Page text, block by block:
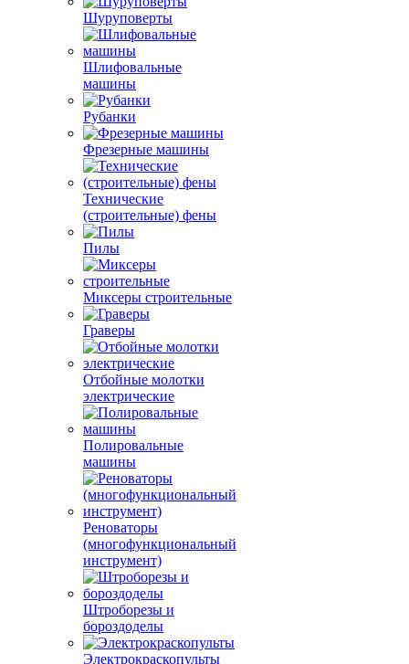
Шуруповерты
Шлифовальные
машины
Рубанки
Фрезерные машины
Технические
(строительные) фены
Пилы
Миксеры строительные
Граверы
Отбойные молотки
электрические
Полировальные
машины
Реноваторы
(многофункциональный
инструмент)
Штроборезы и
бороздоделы
Электрокраскопульты